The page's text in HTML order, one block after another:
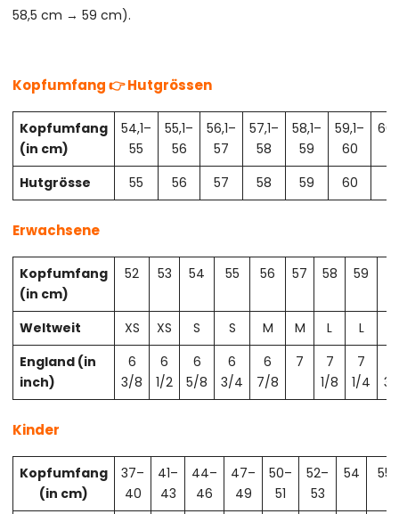
58,5 cm → 59 cm).
Kopfumfang 👉 Hutgrössen
Kopfumfang
(in cm)
54,1–
55
55,1–
56
56,1–
57
57,1–
58
58,1–
59
59,1–
60
Hutgrösse
55 56 57 58 59 60
Erwachsene
Kopfumfang
(in cm)
52 53 54 55 56 57 58 59
Weltweit XS XS S S M M L L
England (in
inch)
6
3/8
6
1/2
6
5/8
6
3/4
6
7/8
7
7
1/8
7
1/4
Kinder
Kopfumfang
(in cm)
37–
40
41–
43
44–
46
47–
49
50–
51
52–
53
54 55